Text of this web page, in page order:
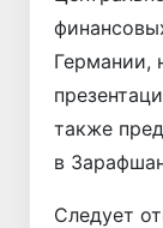
Германии,
также
в
Следует